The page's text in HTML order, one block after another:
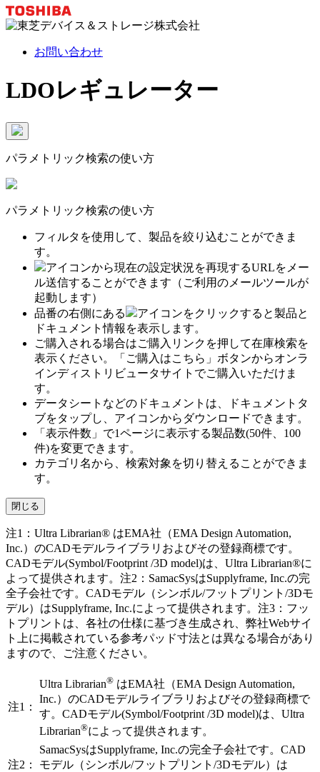
お問い合わせ
LDOレギュレーター
パラメトリック検索の使い方
パラメトリック検索の使い方
フィルタを使用して、製品を絞り込むことができま
す。
アイコンから現在の設定状況を再現するURLをメー
ル送信することができます（ご利用のメールツールが
起動します）
品番の右側にある
アイコンをクリックすると製品と
ドキュメント情報を表示します。
ご購入される場合はご購入リンクを押して在庫検索を
表示ください。「ご購入はこちら」ボタンからオンラ
インディストリビュータサイトでご購入いただけま
す。
データシートなどのドキュメントは、ドキュメントタ
ブをタップし、アイコンからダウンロードできます。
「表示件数」で1ページに表示する製品数(50件、100
件)を変更できます。
カテゴリ名から、検索対象を切り替えることができま
す。
閉じる
注1：Ultra Librarian® はEMA社（EMA Design Automation,
Inc.）のCADモデルライブラリおよびその登録商標です。
CADモデル(Symbol/Footprint /3D model)は、Ultra Librarian®に
よって提供されます。注2：SamacSysはSupplyframe, Inc.の完
全子会社です。CADモデル（シンボル/フットプリント/3Dモ
デル）はSupplyframe, Inc.によって提供されます。注3：フッ
トプリントは、各社の仕様に基づき生成され、弊社Webサイ
ト上に掲載されている参考パッド寸法とは異なる場合があり
ますので、ご注意ください。
注1：
Ultra Librarian® はEMA社（EMA Design Automation,
Inc.）のCADモデルライブラリおよびその登録商標で
す。CADモデル(Symbol/Footprint /3D model)は、Ultra
Librarian®によって提供されます。
注2：
SamacSysはSupplyframe, Inc.の完全子会社です。CAD
モデル（シンボル/フットプリント/3Dモデル）は